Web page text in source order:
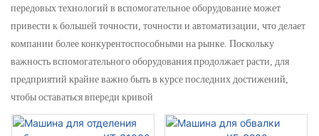
передовых технологий в вспомогательное оборудование может
привести к большей точности, точности и автоматизации, что делает
компании более конкурентоспособными на рынке. Поскольку
важность вспомогательного оборудования продолжает расти, для
предприятий крайне важно быть в курсе последних достижений,
чтобы оставаться впереди кривой